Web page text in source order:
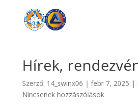
Hírek,
Szerző: 14_swinx06 | febr 7, 2025 |
Nincsenek hozzászólások